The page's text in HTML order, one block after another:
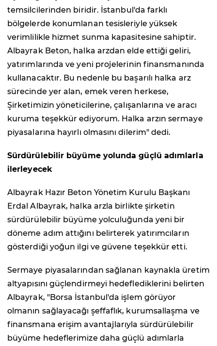
temsilcilerinden biridir. İstanbul'da farklı
bölgelerde konumlanan tesisleriyle yüksek
verimlilikle hizmet sunma kapasitesine sahiptir.
Albayrak Beton, halka arzdan elde ettiği geliri,
yatırımlarında ve yeni projelerinin finansmanında
kullanacaktır. Bu nedenle bu başarılı halka arz
sürecinde yer alan, emek veren herkese,
Şirketimizin yöneticilerine, çalışanlarına ve aracı
kuruma teşekkür ediyorum. Halka arzın sermaye
piyasalarına hayırlı olmasını dilerim" dedi.
Sürdürülebilir büyüme yolunda güçlü adımlarla
ilerleyecek
Albayrak Hazır Beton Yönetim Kurulu Başkanı
Erdal Albayrak, halka arzla birlikte şirketin
sürdürülebilir büyüme yolculuğunda yeni bir
döneme adım attığını belirterek yatırımcıların
gösterdiği yoğun ilgi ve güvene teşekkür etti.
Sermaye piyasalarından sağlanan kaynakla üretim
altyapısını güçlendirmeyi hedeflediklerini belirten
Albayrak, "Borsa İstanbul'da işlem görüyor
olmanın sağlayacağı şeffaflık, kurumsallaşma ve
finansmana erişim avantajlarıyla sürdürülebilir
büyüme hedeflerimize daha güçlü adımlarla